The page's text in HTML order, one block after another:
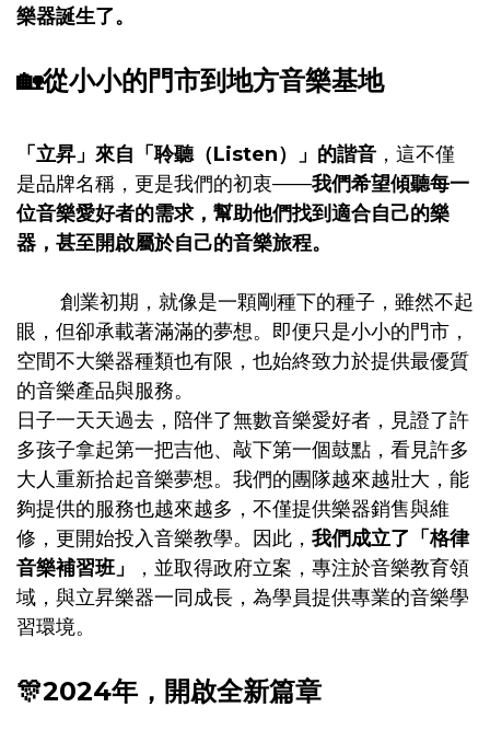
樂器誕生了。
🏡從小小的門市到地方音樂基地
「立昇」來自「 聆聽（Listen） 」的諧音 ，這不僅
是品牌名稱，更是我們的初衷——我們希望傾聽每一
位音樂愛好者的需求，幫助他們找到適合自己的樂
器，甚至開啟屬於自己的音樂旅程。
創業初期，就像是一顆剛種下的種子，雖然不起
眼，但卻承載著滿滿的夢想。即便只是小小的門市，
空間不大樂器種類也有限，也始終致力於提供最優質
的音樂產品與服務。
日子一天天過去，陪伴了無數音樂愛好者，見證了許
多孩子拿起第一把吉他、敲下第一個鼓點，看見許多
大人重新拾起音樂夢想。我們的團隊越來越壯大，能
夠提供的服務也越來越多，不僅提供樂器銷售與維
修，更開始投入音樂教學。因此， 我們成立了「格律
音樂補習班」
，並取得政府立案，專注於音樂教育領
域，與立昇樂器一同成長，為學員提供專業的音樂學
習環境。
🎊2024年，開啟全新篇章